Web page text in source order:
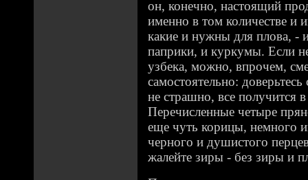
он, конечно, настоящий
именно в том количестве и
какие и нужны для плова, -
паприки, и куркумы. Если
узбека, можно, впрочем,
самостоятельно:
не страшно, все получится
Перечисленные четыре
еще чуть корицы, немного
черного и душистого
жалейте зиры - без зиры и